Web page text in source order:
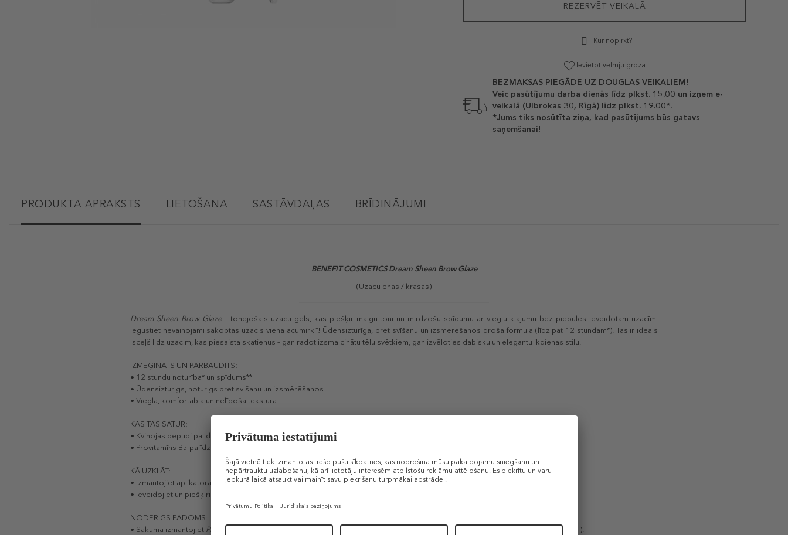
REZERVĒT VEIKALĀ
Kur nopirkt?
Ievietot vēlmju grozā
BEZMAKSAS PIEGĀDE UZ DOUGLAS VEIKALIEM!
Veic pasūtījumu darba dienās līdz plkst. 15.00 un izņem e-
veikalā (Ulbrokas 30, Rīgā) līdz plkst. 19.00*.
*Jums tiks nosūtīta ziņa, kad pasūtījums būs gatavs
saņemšanai!
PRODUKTA APRAKSTS LIETOŠANA SASTĀVDAĻAS BRĪDINĀJUMI
BENEFIT COSMETICS Dream Sheen Brow Glaze
(Uzacu ēnas / krāsas)
Dream Sheen Brow Glaze– tonējošais uzacu gēls, kas piešķir maigu toni un mirdzošu spīdumu ar vieglu klājumu bez piepūles ieveidotām uzacīm.
Iegūstiet nevainojami sakoptas uzacis vienā acumirklī! Ūdensizturīga, pret svīšanu un izsmērēšanos droša formula (līdz pat 12 stundām*). Tas ir ideāls
īsceļš līdz uzacīm, kas piesaista skatienus – gan radot izsmalcinātu tēlu svētkiem, gan izvēloties dabisku un elegantu ikdienas stilu.
IZMĒĢINĀTS UN PĀRBAUDĪTS:
• 12 stundu noturība* un spīdums**
• Ūdensizturīgs, noturīgs pret svīšanu un izsmērēšanos
• Viegla, komfortabla un nelīpoša tekstūra
KAS TAS SATUR:
• Kvinojas peptīdi palīdz uzacīm izskatīties mirdzošām
• Provitamīns B5 palīdz kondicionēt uzacis
KĀ UZKLĀT:
• Izmantojiet aplikatora plakano pusi, lai piešķirtu uzacīm toni.
• Ieveidojiet un piešķiriet formu, ķemmējot uzacu matiņus uz augšu ar sariņu pusi.
NODERĪGS PADOMS:
• Sākumā izmantojiet Precisely, My Brow Pencil zīmuli, lai piešķirtu uzacīm formu un aizpildītu retinātās vietas (nopērkams atsevišķi).